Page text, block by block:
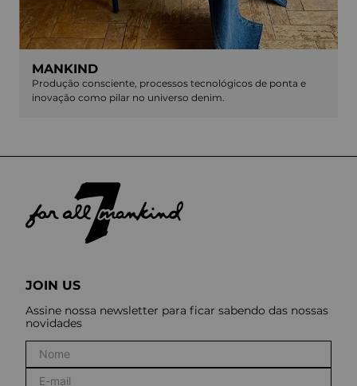
MANKIND
Produção consciente, processos tecnológicos de ponta e
inovação como pilar no universo denim.
JOIN US
Assine nossa newsletter para ficar sabendo das nossas
novidades